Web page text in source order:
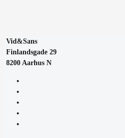
Vid&Sans
Finlandsgade 29
8200 Aarhus N